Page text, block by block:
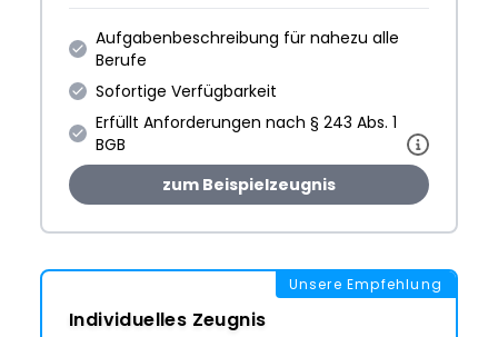
Aufgabenbeschreibung für nahezu alle
Berufe
Sofortige Verfügbarkeit
Erfüllt Anforderungen nach § 243 Abs. 1
BGB
zum Beispielzeugnis
Unsere Empfehlung
Individuelles Zeugnis